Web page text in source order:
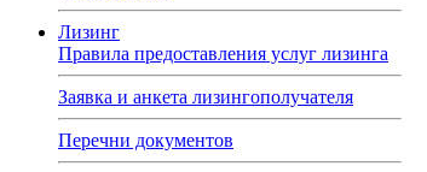
Лизинг
Правила предоставления услуг лизинга
Заявка и анкета лизингополучателя
Перечни документов